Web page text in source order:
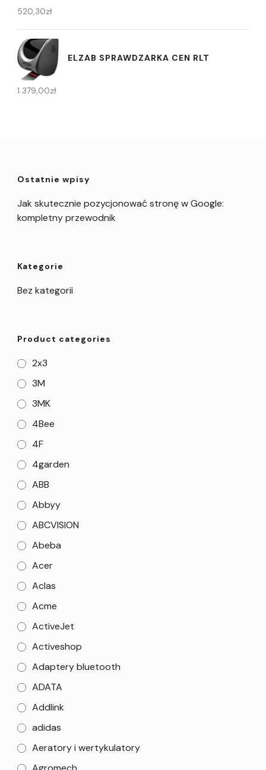
520,30zł
ELZAB SPRAWDZARKA CEN RLT
1 379,00zł
Ostatnie wpisy
Jak skutecznie pozycjonować stronę w Google:
kompletny przewodnik
Kategorie
Bez kategorii
Product categories
2x3
3M
3MK
4Bee
4F
4garden
ABB
Abbyy
ABCVISION
Abeba
Acer
Aclas
Acme
ActiveJet
Activeshop
Adaptery bluetooth
ADATA
Addlink
adidas
Aeratory i wertykulatory